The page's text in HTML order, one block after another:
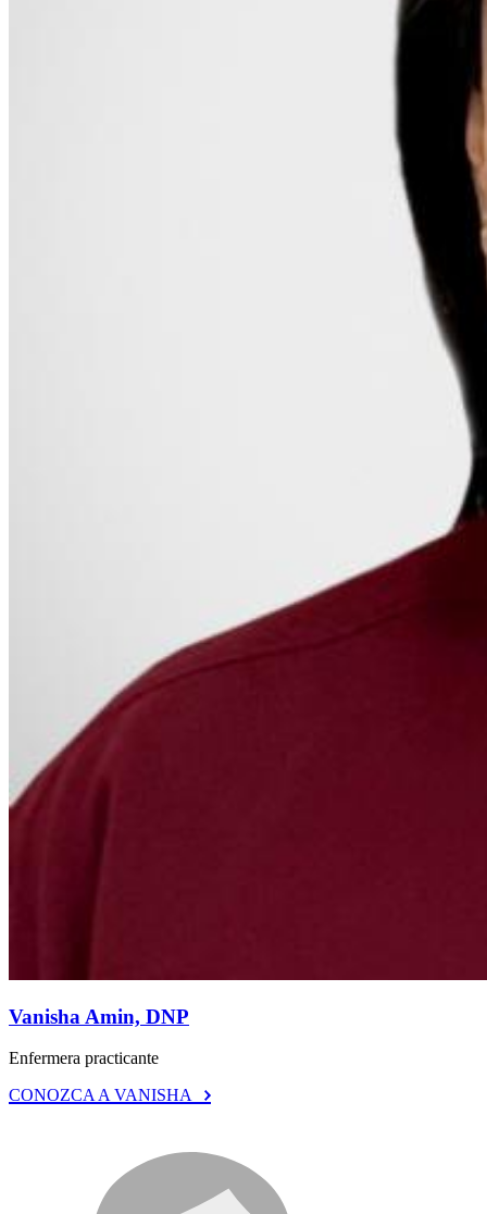
Vanisha Amin, DNP
Enfermera practicante
CONOZCA A VANISHA